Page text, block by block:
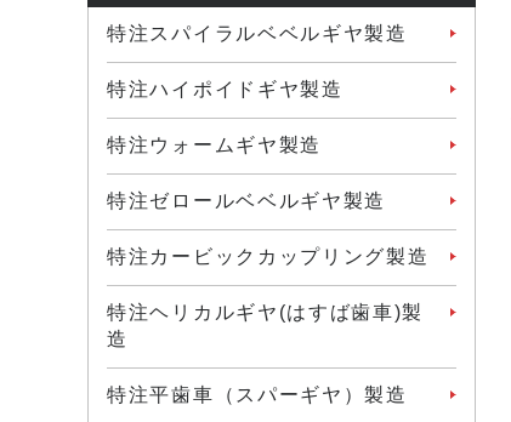
特注スパイラルベベルギヤ製造
特注ハイポイドギヤ製造
特注ウォームギヤ製造
特注ゼロールベベルギヤ製造
特注カービックカップリング製造
特注ヘリカルギヤ(はすば歯車)製
造
特注平歯車（スパーギヤ）製造